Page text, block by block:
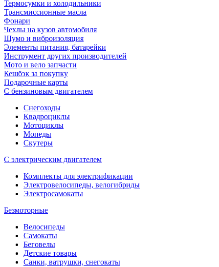
Термосумки и холодильники
Трансмиссионные масла
Фонари
Чехлы на кузов автомобиля
Шумо и виброизоляция
Элементы питания, батарейки
Инструмент других производителей
Мото и вело запчасти
Кешбэк за покупку
Подарочные карты
С бензиновым двигателем
Снегоходы
Квадроциклы
Мотоциклы
Мопеды
Скутеры
С электрическим двигателем
Комплекты для электрификации
Электровелосипеды, велогибриды
Электросамокаты
Безмоторные
Велосипеды
Самокаты
Беговелы
Детские товары
Санки, ватрушки, снегокаты